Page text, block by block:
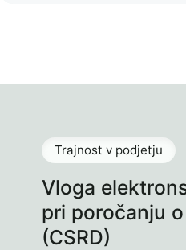
Vloga
pri poročanju
(CSRD)
Trajnost v podjetju